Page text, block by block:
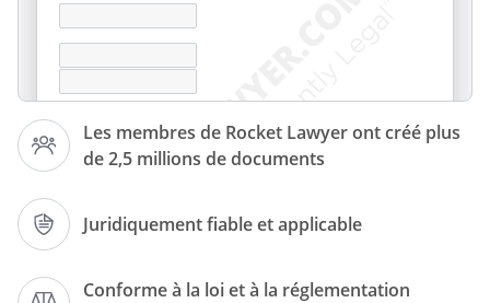
Les membres de Rocket Lawyer ont créé plus
de 2,5 millions de documents
Juridiquement fiable et applicable
Conforme à la loi et à la réglementation